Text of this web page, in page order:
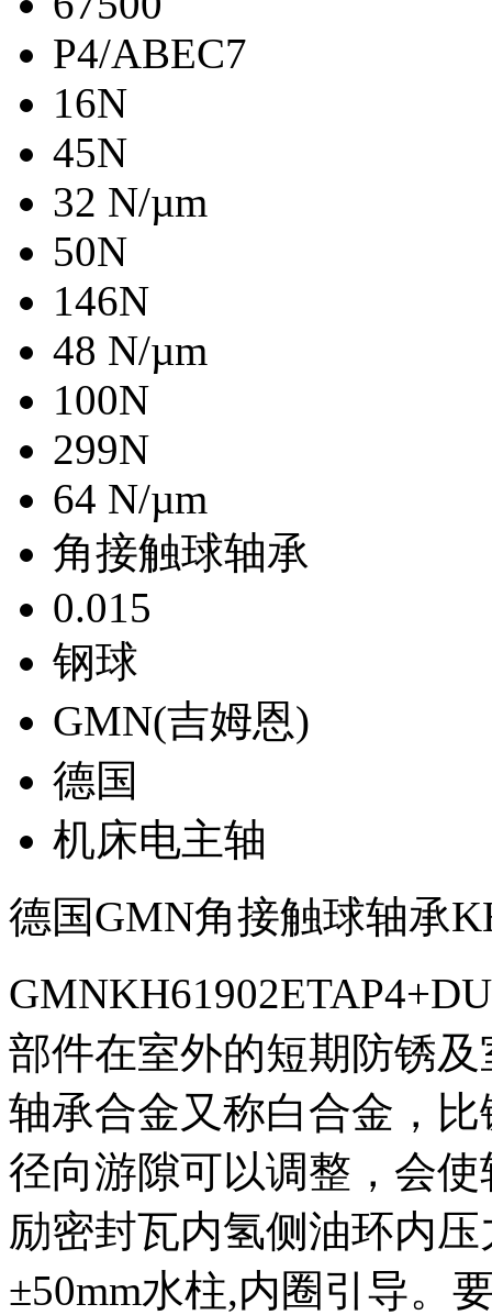
P4/ABEC7
16N
45N
32 N/µm
50N
146N
48 N/µm
100N
299N
64 N/µm
角接触球轴承
0.015
钢球
GMN(吉姆恩)
德国
机床电主轴
德国GMN角接触球轴承
部件在室外的短期防锈
轴承合金又称白合金，
径向游隙可以调整，会
励密封瓦内氢侧油环内
±50mm水柱,内圈引导。